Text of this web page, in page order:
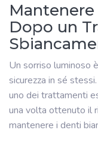
Dopo un
Un sorriso luminoso
sicurezza in sé
uno dei trattamenti
una volta ottenuto il
mantenere i denti